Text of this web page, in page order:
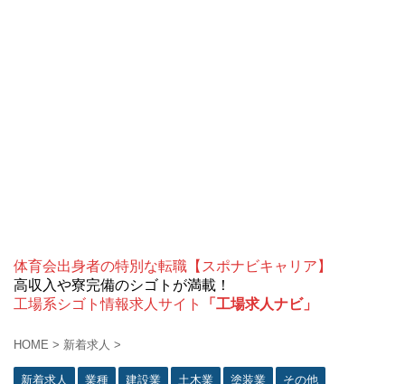
体育会出身者の特別な転職【スポナビキャリア】
高収入や寮完備のシゴトが満載！
工場系シゴト情報求人サイト
「工場求人ナビ」
HOME > 新着求人 >
新着求人 業種 建設業 土木業 塗装業 その他